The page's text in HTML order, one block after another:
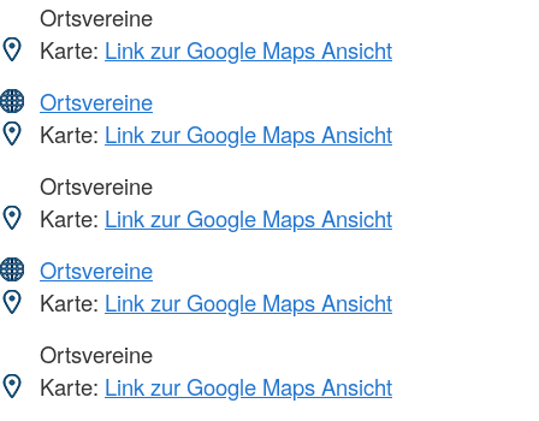
Ortsvereine
Karte: Link zur Google Maps Ansicht
Ortsvereine
Karte: Link zur Google Maps Ansicht
Ortsvereine
Karte: Link zur Google Maps Ansicht
Ortsvereine
Karte: Link zur Google Maps Ansicht
Ortsvereine
Karte: Link zur Google Maps Ansicht